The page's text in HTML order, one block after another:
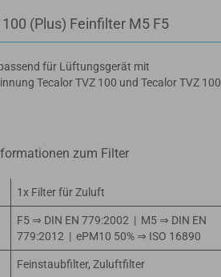
(Plus) Feinfilter M5 F5
für Lüftungsgerät mit
Tecalor TVZ 100 und Tecalor TVZ 100
zum Filter
1x Filter für Zuluft
F5 ⇒ DIN EN 779:2002 | M5 ⇒ DIN EN
779:2012 | ePM10 50% ⇒ ISO 16890
Feinstaubfilter, Zuluftfilter